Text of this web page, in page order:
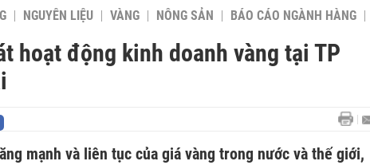
NGUYÊN LIỆU VÀNG NÔNG SẢN BÁO CÁO NGÀNH HÀNG
hoạt động kinh doanh vàng tại TP
mạnh và liên tục của giá vàng trong nước và thế giới,